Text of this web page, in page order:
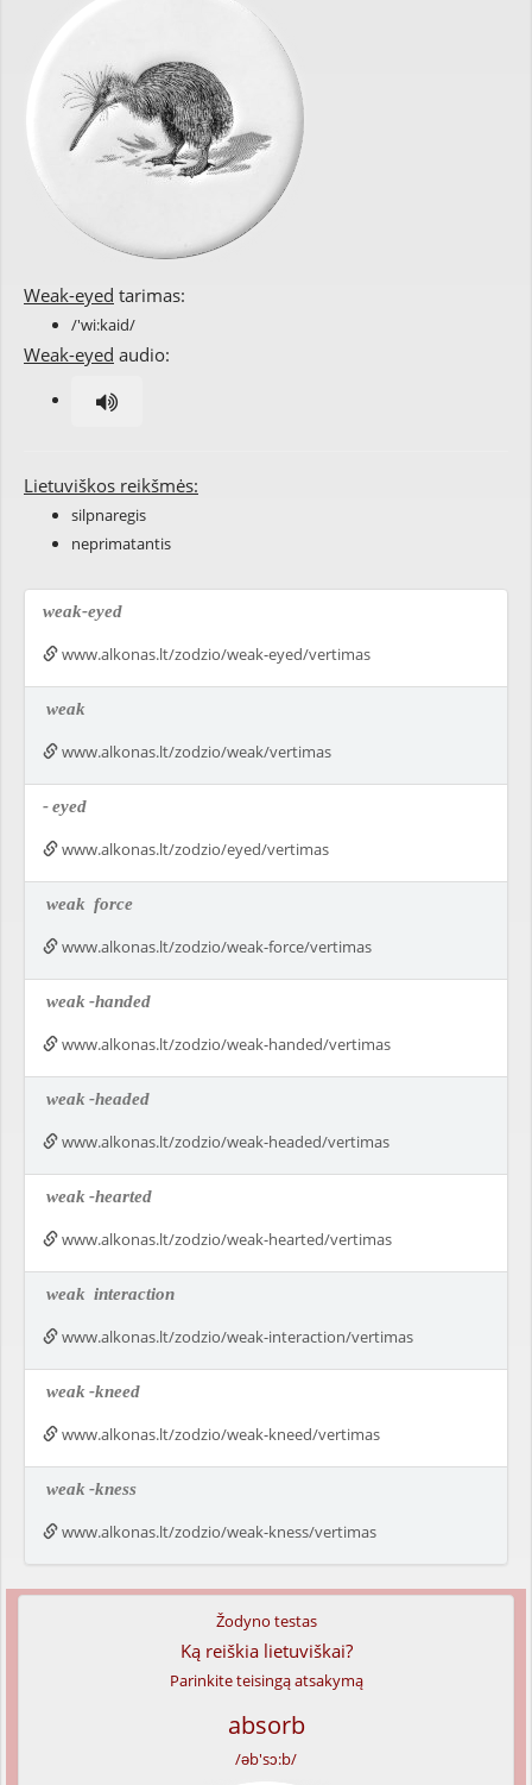
Weak-eyed tarimas:
/'wi:kaid/
Weak-eyed audio:
Lietuviškos reikšmės:
silpnaregis
neprimatantis
weak-eyed
www.alkonas.lt/zodzio/weak-eyed/vertimas
weak
www.alkonas.lt/zodzio/weak/vertimas
-eyed
www.alkonas.lt/zodzio/eyed/vertimas
weak force
www.alkonas.lt/zodzio/weak-force/vertimas
weak-handed
www.alkonas.lt/zodzio/weak-handed/vertimas
weak -headed
www.alkonas.lt/zodzio/weak-headed/vertimas
weak-hearted
www.alkonas.lt/zodzio/weak-hearted/vertimas
weak interaction
www.alkonas.lt/zodzio/weak-interaction/vertimas
weak-kneed
www.alkonas.lt/zodzio/weak-kneed/vertimas
weak -kness
www.alkonas.lt/zodzio/weak-kness/vertimas
Žodyno testas
Ką reiškia lietuviškai?
Parinkite teisingą atsakymą
absorb
/əb'sɔ:b/